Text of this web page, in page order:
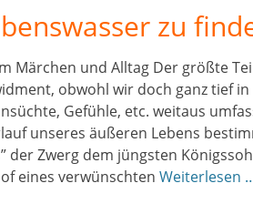
zu
Märchen und Alltag Der größte
obwohl wir doch ganz tief
Gefühle, etc. weitaus
unseres äußeren Lebens
der Zwerg dem jüngsten
eines verwünschten Weiterlesen